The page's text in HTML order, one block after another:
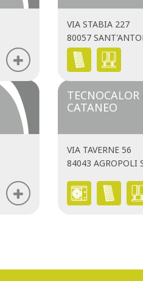
VIA STABIA 227
80057
CATANEO
VIA TAVERNE 56
84043 AGROPOLI